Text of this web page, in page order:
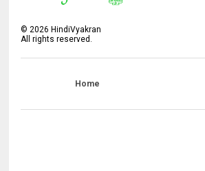
©2026 HindiVyakran
All rights reserved.
Home